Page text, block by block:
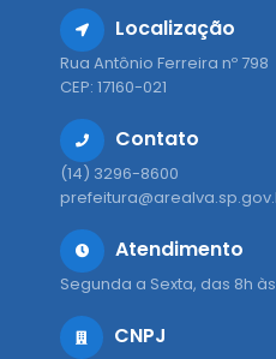
Localização
Rua Antônio Ferreira nº 798
CEP: 17160-021
Contato
(14) 3296-8600
Atendimento
Segunda a Sexta, das 8h às
CNPJ